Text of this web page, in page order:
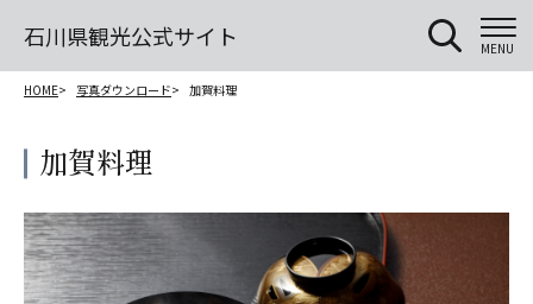
石川県観光公式サイト MENU
HOME 写真ダウンロード 加賀料理
加賀料理